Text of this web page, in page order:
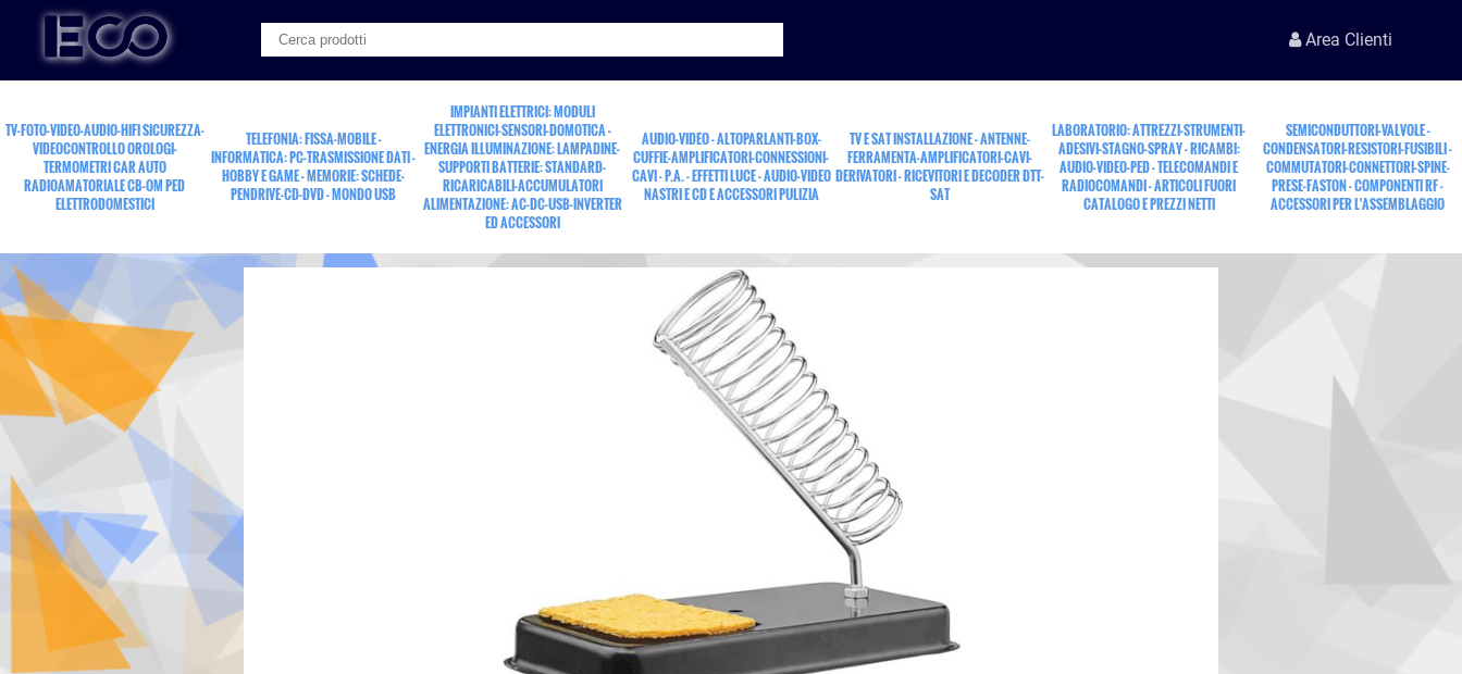
Area Clienti
TV-FOTO-VIDEO-AUDIO-HIFI SICUREZZA-
VIDEOCONTROLLO OROLOGI-
TERMOMETRI CAR AUTO
RADIOAMATORIALE CB-OM PED
ELETTRODOMESTICI
TELEFONIA: FISSA-MOBILE -
INFORMATICA: PC-TRASMISSIONE DATI -
HOBBY E GAME - MEMORIE: SCHEDE-
PENDRIVE-CD-DVD - MONDO USB
IMPIANTI ELETTRICI: MODULI
ELETTRONICI-SENSORI-DOMOTICA -
ENERGIA ILLUMINAZIONE: LAMPADINE-
SUPPORTI BATTERIE: STANDARD-
RICARICABILI-ACCUMULATORI
ALIMENTAZIONE: AC-DC-USB-INVERTER
ED ACCESSORI
AUDIO-VIDEO - ALTOPARLANTI-BOX-
CUFFIE-AMPLIFICATORI-CONNESSIONI-
CAVI - P.A. - EFFETTI LUCE - AUDIO-VIDEO
NASTRI E CD E ACCESSORI PULIZIA
TV E SAT INSTALLAZIONE - ANTENNE-
FERRAMENTA-AMPLIFICATORI-CAVI-
DERIVATORI - RICEVITORI E DECODER DTT-
SAT
LABORATORIO: ATTREZZI-STRUMENTI-
ADESIVI-STAGNO-SPRAY - RICAMBI:
AUDIO-VIDEO-PED - TELECOMANDI E
RADIOCOMANDI - ARTICOLI FUORI
CATALOGO E PREZZI NETTI
SEMICONDUTTORI-VALVOLE -
CONDENSATORI-RESISTORI-FUSIBILI -
COMMUTATORI-CONNETTORI-SPINE-
PRESE-FASTON - COMPONENTI RF -
ACCESSORI PER L'ASSEMBLAGGIO
portasaldatore a stilo econ.